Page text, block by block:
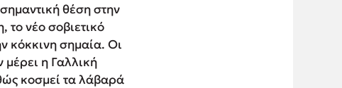
θέση στην
νέο σοβιετικό
κόκκινη σημαία. Οι
η Γαλλική
κοσμεί τα λάβαρά